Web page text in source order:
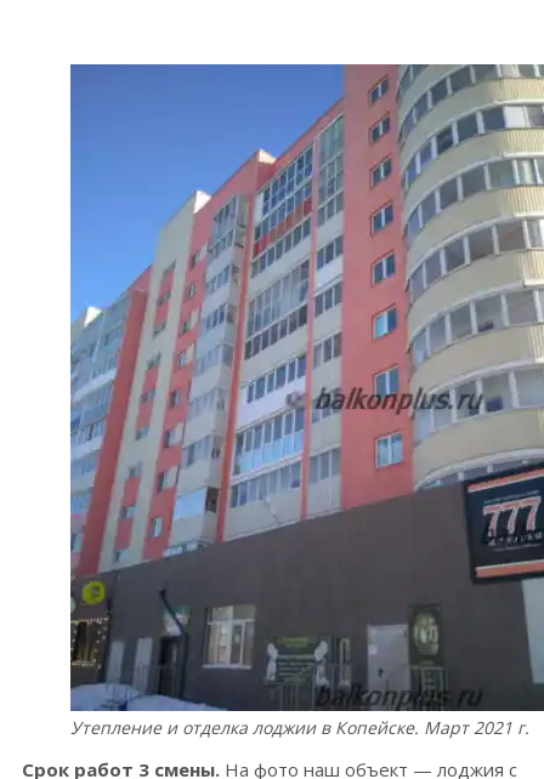
Утепление и отделка лоджии в Копейске. Март 2021 г.
Срок работ 3 смены. На фото наш объект — лоджия с